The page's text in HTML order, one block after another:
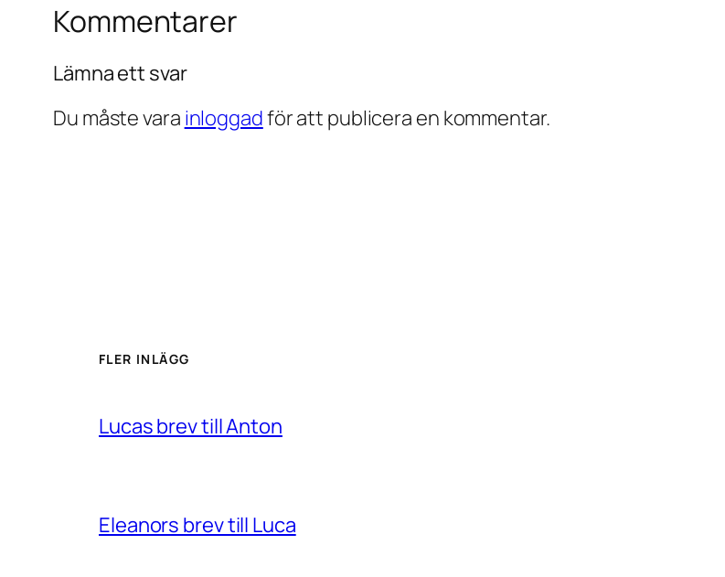
Kommentarer
Lämna ett svar
Du måste vara inloggadför att publicera en kommentar.
FLER INLÄGG
Lucas brev till Anton
Eleanors brev till Luca